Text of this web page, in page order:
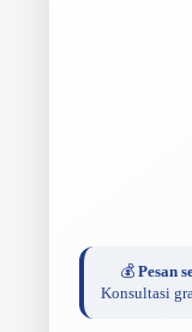
💰 Pesan
Konsultasi